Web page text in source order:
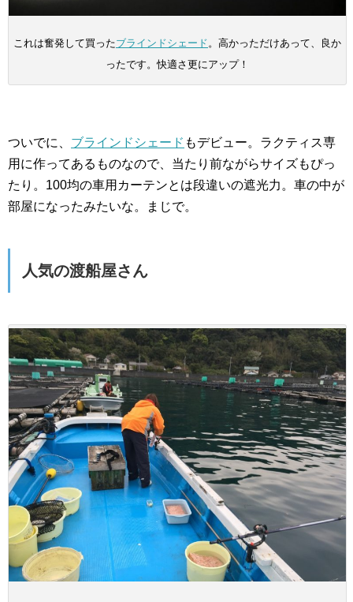
これは奮発して買ったブラインドシェード 。高かっただけあって、良か
ったです。快適さ更にアップ！
ついでに、 ブラインドシェード もデビュー。ラクティス専
用に作ってあるものなので、当たり前ながらサイズもぴっ
たり。100均の車用カーテンとは段違いの遮光力。車の中が
部屋になったみたいな。まじで。
人気の渡船屋さん